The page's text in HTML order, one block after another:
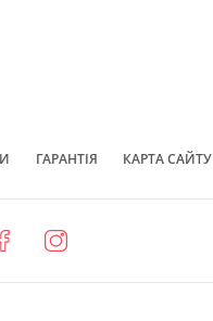
ГАРАНТІЯ КАРТА САЙТУ